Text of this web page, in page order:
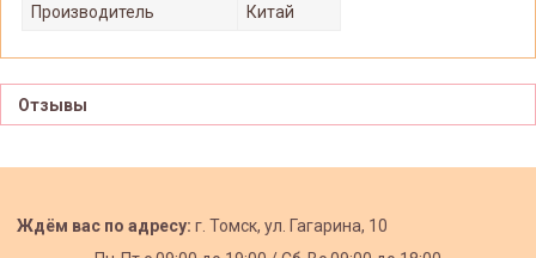
Производитель
Китай
Отзывы
Ждём вас по адресу: г. Томск, ул. Гагарина, 10